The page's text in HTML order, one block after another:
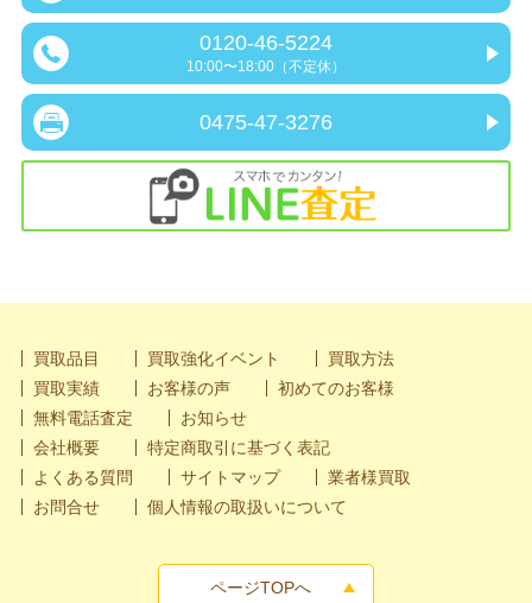
0120-46-5224
10:00〜18:00（不定休）
0475-47-3276
買取品目 買取強化イベント
買取方法
買取実績
お客様の声
初めてのお客様
無料電話査定
お知らせ
会社概要
特定商取引に基づく表記
よくある質問
サイトマップ
業者様買取
お問合せ
個人情報の取扱いについて
ページTOPへ